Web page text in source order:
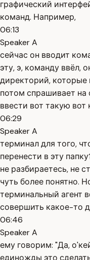
графический
команд. Например,
06:13
Speaker A
сейчас он вводит
эту, э, команду ввёл,
директорий, которые
потом спрашивает на
ввести вот такую вот
06:29
Speaker A
терминал для того,
перенести в эту
не разбираетесь, не
чуть более понятно.
терминальный агент
совершить какое-то
06:46
Speaker A
ему говорим: "Да,
единожды это